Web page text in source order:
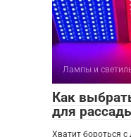
Лампы и
Как
для
Хватит бороться с